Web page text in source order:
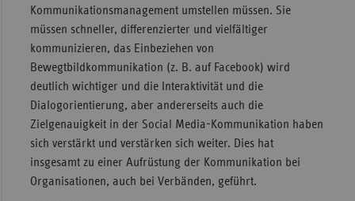
Kommunikationsmanagement umstellen müssen. Sie
müssen schneller, differenzierter und vielfältiger
kommunizieren, das Einbeziehen von
Bewegtbildkommunikation (z. B. auf Facebook) wird
deutlich wichtiger und die Interaktivität und die
Dialogorientierung, aber andererseits auch die
Zielgenauigkeit in der Social Media-Kommunikation haben
sich verstärkt und verstärken sich weiter. Dies hat
insgesamt zu einer Aufrüstung der Kommunikation bei
Organisationen, auch bei Verbänden, geführt.